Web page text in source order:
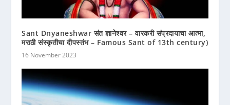
Sant Dnyaneshwar संत ज्ञानेश्वर – वारकरी संप्रदायाचा आत्मा,
मराठी संस्कृतीचा दीपस्तंभ – Famous Sant of 13th century)
16 November 2023